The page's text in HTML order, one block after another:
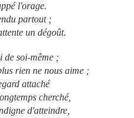
l'orage.
partout ;
un dégoût.
de soi-même ;
rien ne nous aime ;
attaché
cherché,
d'atteindre,